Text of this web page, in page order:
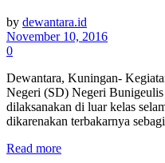
by dewantara.id
November 10, 2016
0
Dewantara, Kuningan-
Negeri (SD) Negeri
dilaksanakan di luar kelas
dikarenakan terbakarnya
Read more